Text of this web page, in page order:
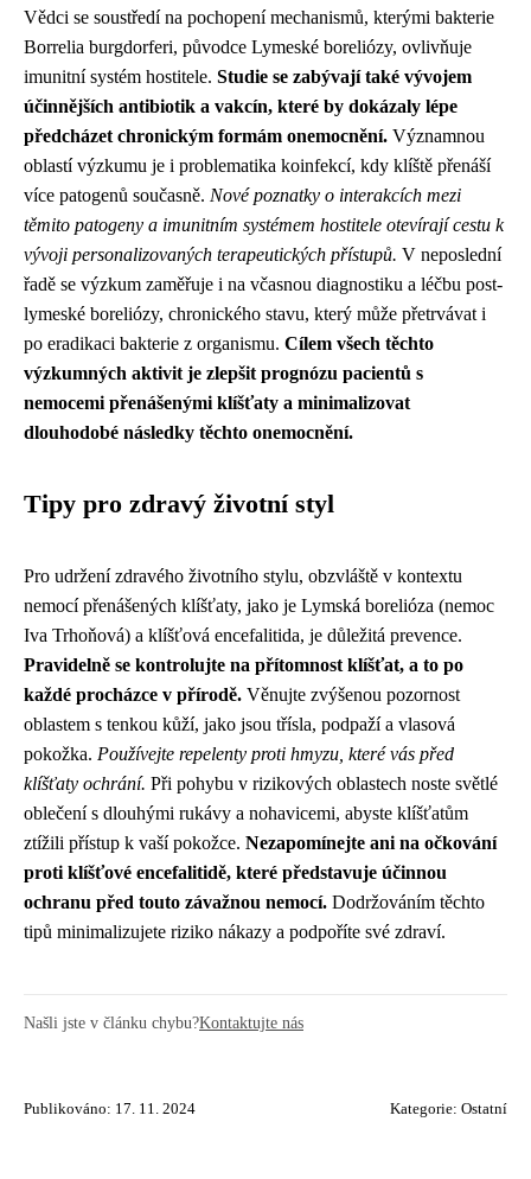
Vědci se soustředí na pochopení mechanismů, kterými bakterie
Borrelia burgdorferi, původce Lymeské boreliózy, ovlivňuje
imunitní systém hostitele. Studie se zabývají také vývojem
účinnějších antibiotik a vakcín, které by dokázaly lépe
předcházet chronickým formám onemocnění. Významnou
oblastí výzkumu je i problematika koinfekcí, kdy klíště přenáší
více patogenů současně. Nové poznatky o interakcích mezi
těmito patogeny a imunitním systémem hostitele otevírají cestu k
vývoji personalizovaných terapeutických přístupů. V neposlední
řadě se výzkum zaměřuje i na včasnou diagnostiku a léčbu post-
lymeské boreliózy, chronického stavu, který může přetrvávat i
po eradikaci bakterie z organismu. Cílem všech těchto
výzkumných aktivit je zlepšit prognózu pacientů s
nemocemi přenášenými klíšťaty a minimalizovat
dlouhodobé následky těchto onemocnění.
Tipy pro zdravý životní styl
Pro udržení zdravého životního stylu, obzvláště v kontextu
nemocí přenášených klíšťaty, jako je Lymská borelióza (nemoc
Iva Trhoňová) a klíšťová encefalitida, je důležitá prevence.
Pravidelně se kontrolujte na přítomnost klíšťat, a to po
každé procházce v přírodě. Věnujte zvýšenou pozornost
oblastem s tenkou kůží, jako jsou třísla, podpaží a vlasová
pokožka. Používejte repelenty proti hmyzu, které vás před
klíšťaty ochrání. Při pohybu v rizikových oblastech noste světlé
oblečení s dlouhými rukávy a nohavicemi, abyste klíšťatům
ztížili přístup k vaší pokožce. Nezapomínejte ani na očkování
proti klíšťové encefalitidě, které představuje účinnou
ochranu před touto závažnou nemocí. Dodržováním těchto
tipů minimalizujete riziko nákazy a podpoříte své zdraví.
Našli jste v článku chybu?Kontaktujte nás
Publikováno: 17. 11. 2024 Kategorie: Ostatní